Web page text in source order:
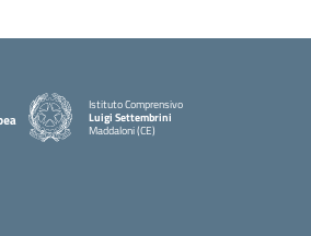
Istituto Comprensivo
Luigi Settembrini
Maddaloni (CE)